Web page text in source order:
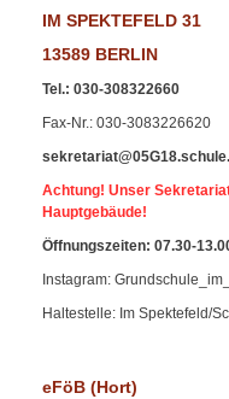
IM SPEKTEFELD 31
13589 BERLIN
Tel.: 030-308322660
Fax-Nr.: 030-3083226620
Achtung! Unser
Hauptgebäude!
Öffnungszeiten: 07.30-
Instagram:
Haltestelle: Im Spektefeld/
eFöB (Hort)